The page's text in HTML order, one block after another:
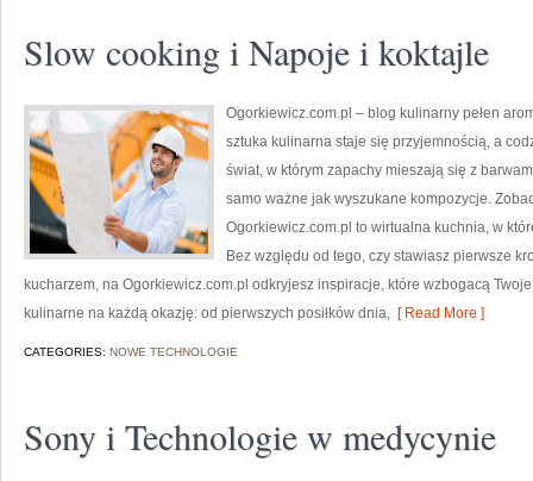
Slow cooking i Napoje i koktajle
Ogorkiewicz.com.pl – blog kulinarny pełen
sztuka kulinarna staje się przyjemnością, a
świat, w którym zapachy mieszają się z
samo ważne jak wyszukane kompozycje.
Ogorkiewicz.com.pl to wirtualna kuchnia, w
Bez względu od tego, czy stawiasz pierwsze
kucharzem, na Ogorkiewicz.com.pl odkryjesz inspiracje, które wzbogacą
kulinarne na każdą okazję: od pierwszych posiłków dnia, [ Read More ]
CATEGORIES: NOWE TECHNOLOGIE
Sony i Technologie w medycynie